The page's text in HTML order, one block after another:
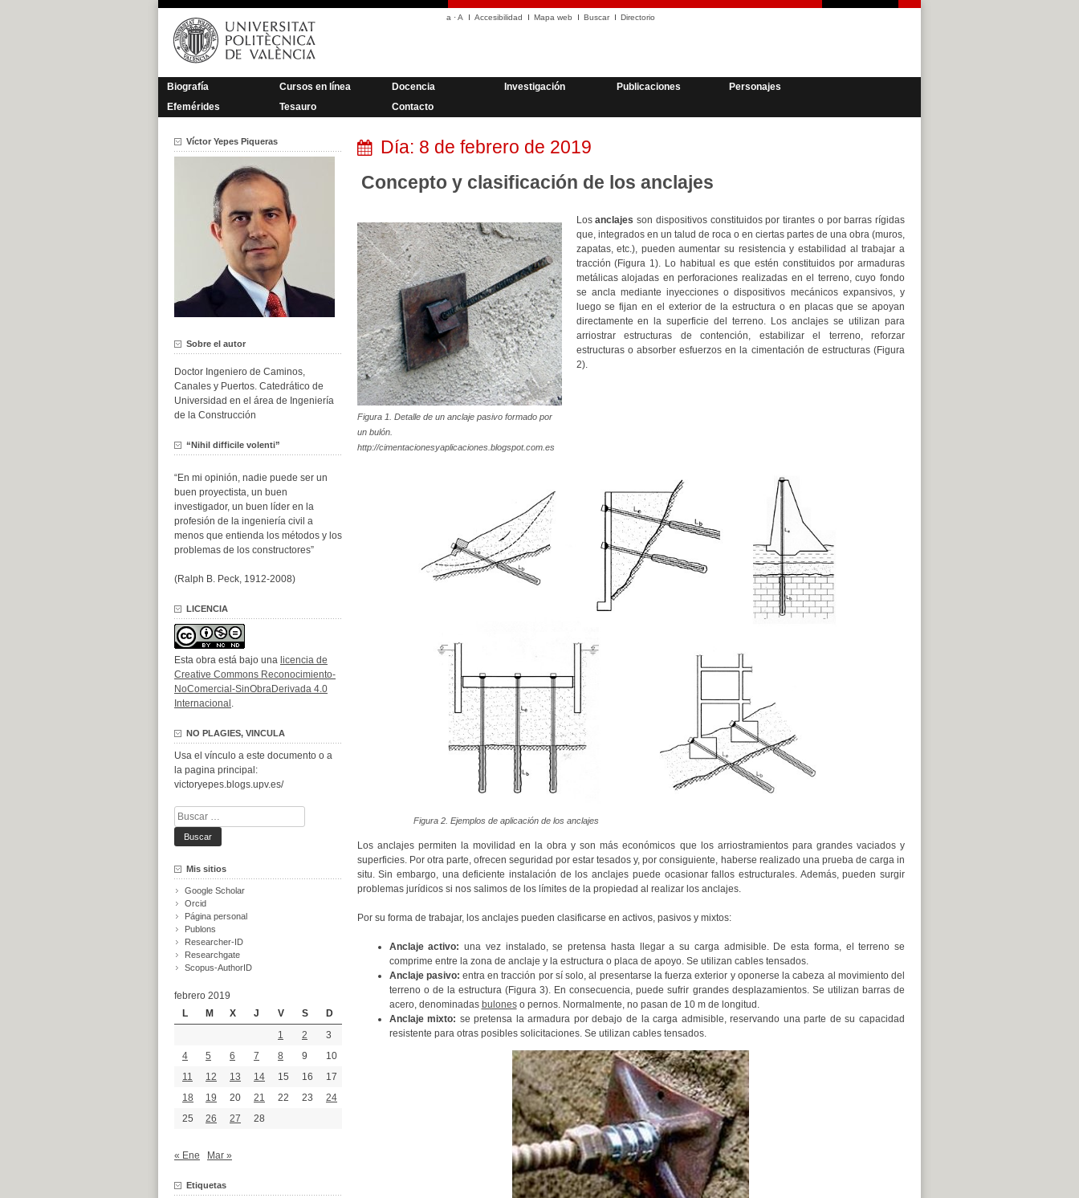
Saltar
contenido
a ·A Accesibilidad Mapa web Buscar Directorio
Biografía Cursos en línea Docencia Investigación Publicaciones
Personajes
Efemérides
Tesauro Contacto
Día: 8 de febrero de 2019
Concepto y clasificación de los anclajes
Figura 1. Detalle de un anclaje pasivo formado por
un bulón.
http://cimentacionesyaplicaciones.blogspot.com.es
Losanclajes son dispositivos constituidos por tirantes o por barras rígidas
que, integrados en un talud de roca o en ciertas partes de una obra (muros,
zapatas, etc.), pueden aumentar su resistencia y estabilidad al trabajar a
tracción (Figura 1). Lo habitual es que estén constituidos por armaduras
metálicas alojadas en perforaciones realizadas en el terreno, cuyo fondo
se ancla mediante inyecciones o dispositivos mecánicos expansivos, y
luego se fijan en el exterior de la estructura o en placas que se apoyan
directamente en la superficie del terreno. Los anclajes se utilizan para
arriostrar estructuras de contención, estabilizar el terreno, reforzar
estructuras o absorber esfuerzos en la cimentación de estructuras (Figura
2).
Figura 2. Ejemplos de aplicación de los anclajes
Los anclajes permiten la movilidad en la obra y son más económicos que los arriostramientos para grandes vaciados y
superficies. Por otra parte, ofrecen seguridad por estar tesados y, por consiguiente, haberse realizado una prueba de carga in
situ. Sin embargo, una deficiente instalación de los anclajes puede ocasionar fallos estructurales. Además, pueden surgir
problemas jurídicos si nos salimos de los límites de la propiedad al realizar los anclajes.
Por su forma de trabajar, los anclajes pueden clasificarse en activos, pasivos y mixtos:
Anclaje activo: una vez instalado, se pretensa hasta llegar a su carga admisible. De esta forma, el terreno se
comprime entre la zona de anclaje y la estructura o placa de apoyo. Se utilizan cables tensados.
Anclaje pasivo: entra en tracción por sí solo, al presentarse la fuerza exterior y oponerse la cabeza al movimiento del
terreno o de la estructura (Figura 3). En consecuencia, puede sufrir grandes desplazamientos. Se utilizan barras de
acero, denominadas buloneso pernos. Normalmente, no pasan de 10 m de longitud.
Anclaje mixto: se pretensa la armadura por debajo de la carga admisible, reservando una parte de su capacidad
resistente para otras posibles solicitaciones. Se utilizan cables tensados.
Víctor Yepes Piqueras
Sobre el autor
Doctor Ingeniero de Caminos,
Canales y Puertos. Catedrático de
Universidad en el área de Ingeniería
de la Construcción
“Nihil difficile volenti”
“En mi opinión, nadie puede ser un
buen proyectista, un buen
investigador, un buen líder en la
profesión de la ingeniería civil a
menos que entienda los métodos y los
problemas de los constructores”
(Ralph B. Peck, 1912-2008)
LICENCIA
Esta obra está bajo una licencia de
Creative Commons Reconocimiento-
NoComercial-SinObraDerivada 4.0
Internacional .
NO PLAGIES, VINCULA
Usa el vínculo a este documento o a
la pagina principal:
victoryepes.blogs.upv.es/
Buscar:
Mis sitios
Google Scholar
Orcid
Página personal
Publons
Researcher-ID
Researchgate
Scopus-AuthorID
febrero 2019
L
M X J V S
D
1
2
3
4
5 6 7 8 9
10
11
12 13 14 15 16
17
18
19 20 21 22 23
24
25
26 27 28
« Ene Mar »
Etiquetas